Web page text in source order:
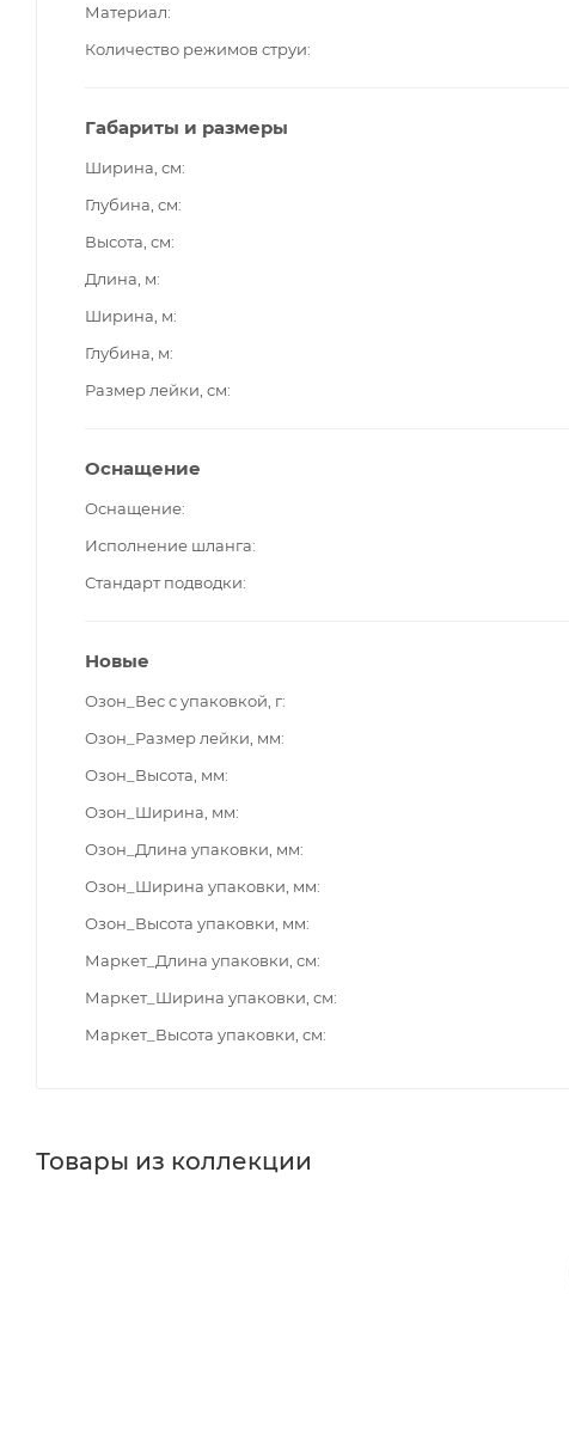
Материал
Количество режимов струи
Габариты и размеры
Ширина, см
Глубина, см
Высота, см
Длина, м
Ширина, м
Глубина, м
Размер лейки, см
Оснащение
Оснащение
Исполнение шланга
Стандарт подводки
Новые
Озон_Вес с упаковкой, г
Озон_Размер лейки, мм
Озон_Высота, мм
Озон_Ширина, мм
Озон_Длина упаковки, мм
Озон_Ширина упаковки, мм
Озон_Высота упаковки, мм
Маркет_Длина упаковки, см
Маркет_Ширина упаковки, см
Маркет_Высота упаковки, см
Товары из коллекции